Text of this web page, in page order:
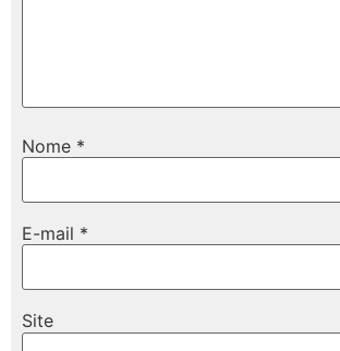
Nome *
E-mail *
Site